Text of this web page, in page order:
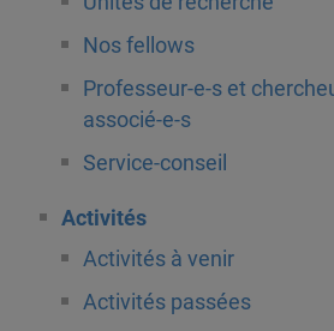
Nos fellows
Professeur-e-s et
associé-e-s
Service-conseil
Activités
Activités à venir
Activités passées